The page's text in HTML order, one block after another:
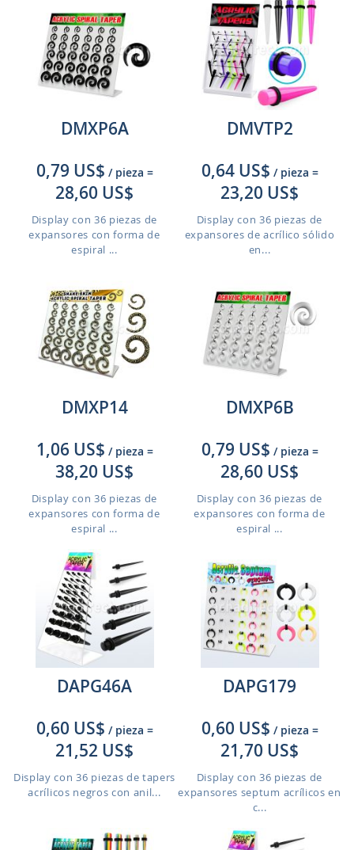
DMXP6A
0,79 US$ / pieza =
28,60 US$
Display con 36 piezas de
expansores con forma de
espiral ...
DMVTP2
0,64 US$ / pieza =
23,20 US$
Display con 36 piezas de
expansores de acrílico sólido
en...
DMXP14
1,06 US$ / pieza =
38,20 US$
Display con 36 piezas de
expansores con forma de
espiral ...
DMXP6B
0,79 US$ / pieza =
28,60 US$
Display con 36 piezas de
expansores con forma de
espiral ...
DAPG46A
0,60 US$ / pieza =
21,52 US$
Display con 36 piezas de tapers
acrílicos negros con anil...
DAPG179
0,60 US$ / pieza =
21,70 US$
Display con 36 piezas de
expansores septum acrílicos en
c...